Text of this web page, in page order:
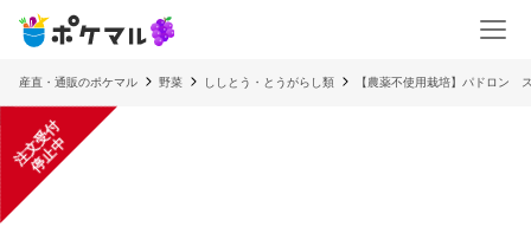
産直・通販のポケマル 野菜 ししとう・とうがらし類 【農薬不使用栽培】パドロ
注
文
受
付
停
止
中